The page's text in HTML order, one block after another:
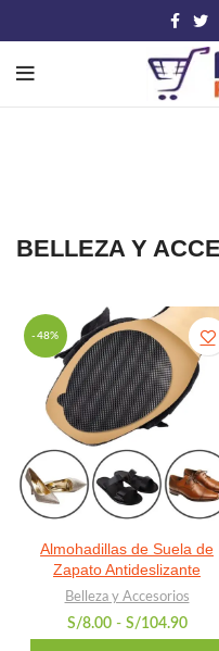
BELLEZA Y
-48%
Almohadillas de Suela de
Zapato Antideslizante
Belleza y Accesorios
S/8.00 - S/104.90
de